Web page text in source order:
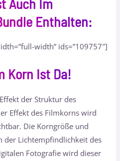
Enthalten:
width” ids=”109757″]
Korn Ist Da!
der Struktur des
Effekt des Filmkorns wird
Die Korngröße und
der Lichtempfindlichkeit des
Fotografie wird dieser